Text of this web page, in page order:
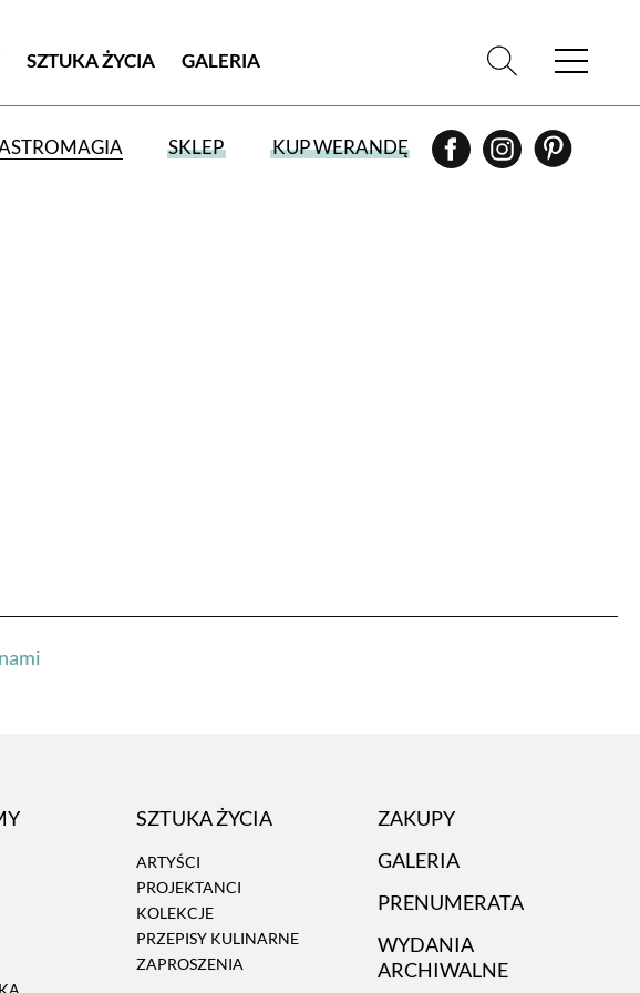
SZTUKA ŻYCIA GALERIA
SKLEP KUP WERANDĘ
SZTUKA ŻYCIA
ARTYŚCI
PROJEKTANCI
KOLEKCJE
PRZEPISY KULINARNE
ZAPROSZENIA
ZAKUPY
GALERIA
PRENUMERATA
WYDANIA
ARCHIWALNE